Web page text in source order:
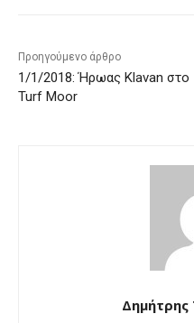
Προηγούμενο άρθρο
1/1/2018: Ήρωας Klavan στο
Turf Moor
Δημήτρης